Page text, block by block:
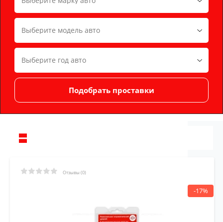
Отзывы (0)
-17%